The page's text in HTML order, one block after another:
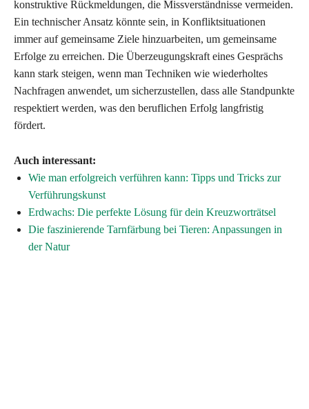
konstruktive Rückmeldungen, die Missverständnisse vermeiden.
Ein technischer Ansatz könnte sein, in Konfliktsituationen
immer auf gemeinsame Ziele hinzuarbeiten, um gemeinsame
Erfolge zu erreichen. Die Überzeugungskraft eines Gesprächs
kann stark steigen, wenn man Techniken wie wiederholtes
Nachfragen anwendet, um sicherzustellen, dass alle Standpunkte
respektiert werden, was den beruflichen Erfolg langfristig
fördert.
Auch interessant:
Wie man erfolgreich verführen kann: Tipps und Tricks zur
Verführungskunst
Erdwachs: Die perfekte Lösung für dein Kreuzworträtsel
Die faszinierende Tarnfärbung bei Tieren: Anpassungen in
der Natur